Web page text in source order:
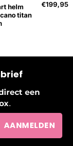
helm
titan
€199,95
een
.